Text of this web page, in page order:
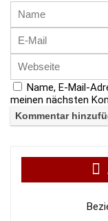
Name, E-Mail-
meinen nächsten